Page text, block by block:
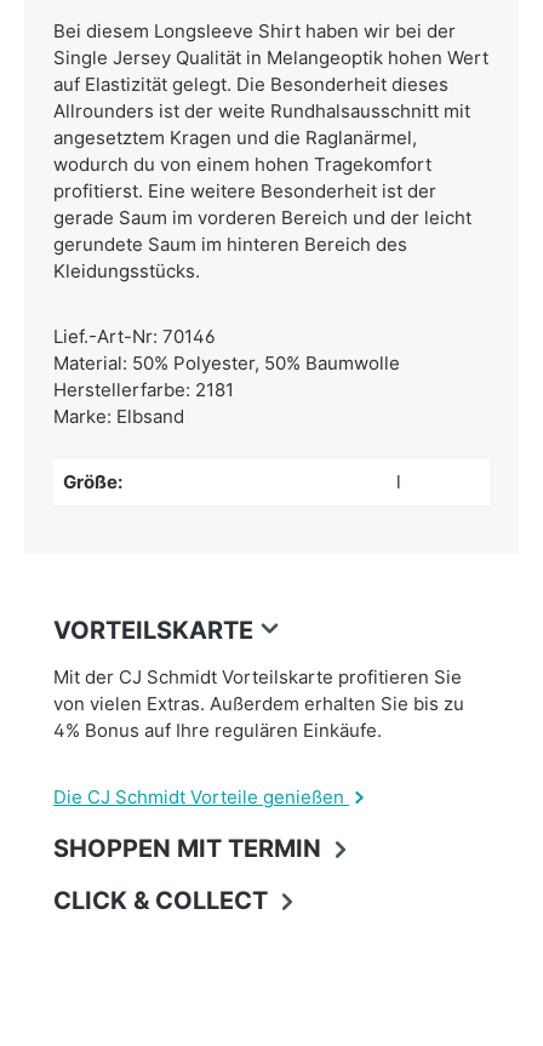
Bei diesem Longsleeve Shirt haben wir bei der
Single Jersey Qualität in Melangeoptik hohen Wert
auf Elastizität gelegt. Die Besonderheit dieses
Allrounders ist der weite Rundhalsausschnitt mit
angesetztem Kragen und die Raglanärmel,
wodurch du von einem hohen Tragekomfort
profitierst. Eine weitere Besonderheit ist der
gerade Saum im vorderen Bereich und der leicht
gerundete Saum im hinteren Bereich des
Kleidungsstücks.
Lief.-Art-Nr: 70146
Material: 50% Polyester, 50% Baumwolle
Herstellerfarbe: 2181
Marke: Elbsand
Größe: l
VORTEILSKARTE
Mit der CJ Schmidt Vorteilskarte profitieren Sie
von vielen Extras. Außerdem erhalten Sie bis zu
4% Bonus auf Ihre regulären Einkäufe.
Die CJ Schmidt Vorteile genießen
SHOPPEN MIT TERMIN
CLICK & COLLECT